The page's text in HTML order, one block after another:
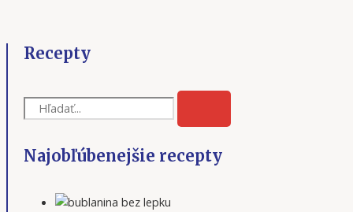
Recepty
SEARCH
Najobľúbenejšie recepty